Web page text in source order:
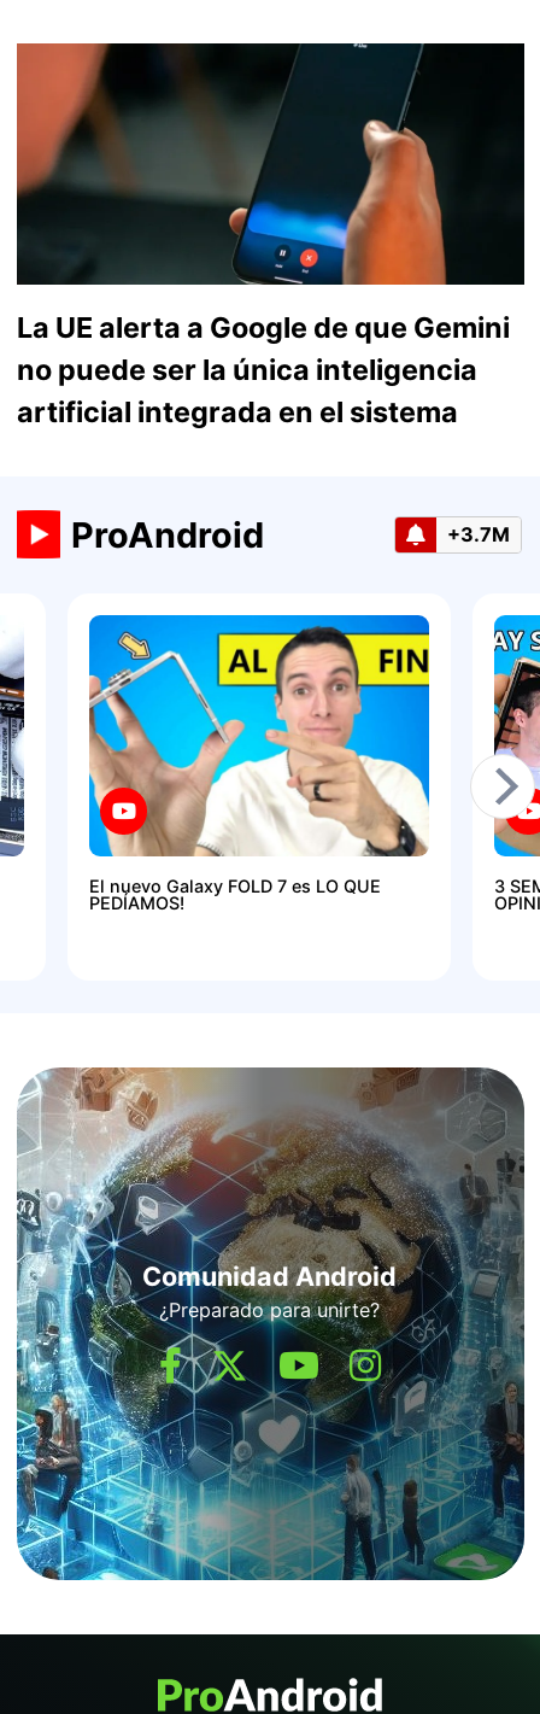
La UE alerta a Google de que Gemini
no puede ser la única inteligencia
artificial integrada en el sistema
ProAndroid +3.7M
El nuevo Galaxy FOLD 7 es LO QUE
PEDÍAMOS!
3
Comunidad Android
¿Preparado para unirte?